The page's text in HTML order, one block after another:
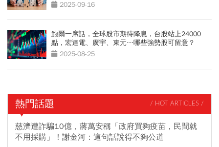
2025-09-16
鮑爾一席話，全球股市期待降息，台股站上24000
點，宏達電、廣宇、東元…哪些強勢股可留意？
2025-08-25
熱門話題 / HOT ARTICLES /
慈濟遭詐騙10億，蔣萬安稱「政府買夠疫苗，民間就
不用採購」！謝金河：這句話說得不夠公道